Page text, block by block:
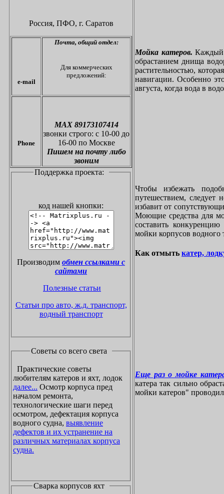
Россия, ПФО, г. Саратов
e-mail
Почта, общий отдел:
Для коммерческих
предложений:
Phone
МАХ 89173107414
звонки строго: с 10-00 до
16-00 по Москве
Пишем на почту либо
звоним
Поддержка проекта:
код нашей кнопки:
Производим обмен ссылками с
сайтами
Полезные статьи
Статьи про авто, ж.д. транспорт,
водный транспорт
Советы со всего света
Практические советы
любителям катеров и яхт, лодок
далее... Осмотр корпуса пред
началом ремонта,
технологические шаги перед
осмотром, дефектация корпуса
водного судна, выявление
дефектов и их устранение на
различных материалах корпуса
судна.
Сварка корпусов яхт
Мойка катеров. Каждый
обрастанием днища
растительностью,
навигации. Особенно
августа, когда вода в
Чтобы избежать
путешествием, следует
избавит от
Моющие средства для
составить
мойки корпусов водного
Как отмыть катер,
Еще раз о мойке
катера так сильно
мойки катеров"